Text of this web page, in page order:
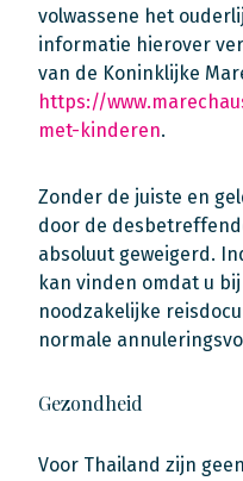
volwassene het
informatie hierover
van de Koninklijke
https://
met-kinderen.
Zonder de juiste en
door de
absoluut geweigerd.
kan vinden omdat u
noodzakelijke
normale
Gezondheid
Voor Thailand zijn